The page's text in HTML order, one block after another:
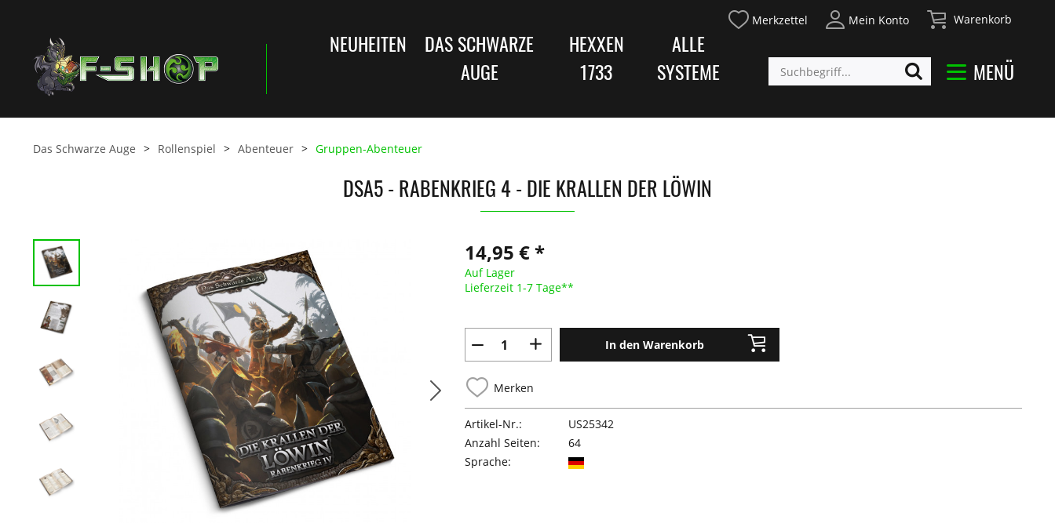
Merkzettel Mein Konto Warenkorb
MENÜ
NEUHEITEN
DAS SCHWARZE
AUGE
HEXXEN
1733
ALLE
SYSTEME
Das Schwarze Auge Rollenspiel Abenteuer Gruppen-Abenteuer
DSA5 - RABENKRIEG 4 - DIE KRALLEN DER LÖWIN
14,95 € *
Auf Lager
Lieferzeit 1-7 Tage**
In den Warenkorb
Merken
Artikel-Nr.:
US25342
Anzahl Seiten:
64
Sprache: